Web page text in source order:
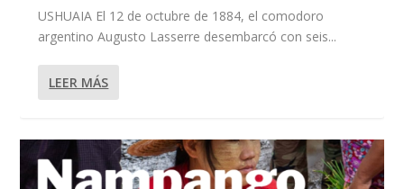
USHUAIA El 12 de octubre de 1884, el comodoro
argentino Augusto Lasserre desembarcó con seis...
LEER MÁS